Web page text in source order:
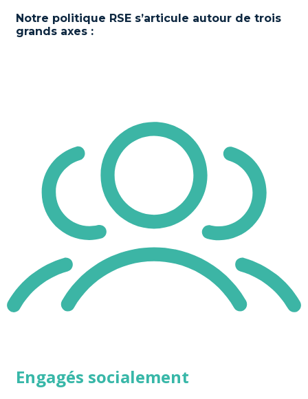
Notre politique RSE s’articule autour de trois
grands axes :
Engagés socialement